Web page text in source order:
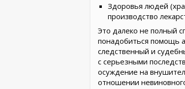
Здоровья людей
производство
Это далеко не полный
понадобиться помощь
следственный и
с серьезными
осуждение на
отношении